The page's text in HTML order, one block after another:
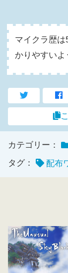
マイクラ歴
かりやすいよ
カテゴリー：
タグ：
配布